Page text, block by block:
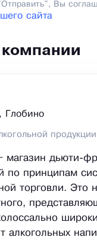
Вы
сайта
Глобино
продукции
магазин дьюти-
по принципам
торговли. Это
алкогольных